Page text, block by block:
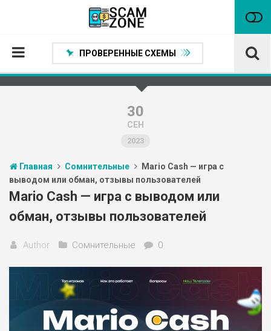
Проверенные способы заработка
Статьи
Партнеры
ПРОВЕРЕННЫЕ СХЕМЫ
30
СЕН
2023
Главная Сомнительные
Mario Cash — игра с
выводом или обман, отзывы пользователей
Mario Cash — игра с выводом или
обман, отзывы пользователей
Author Сомнительные 0